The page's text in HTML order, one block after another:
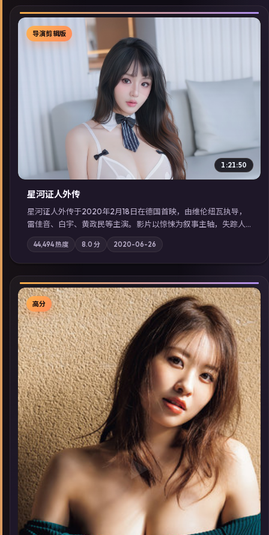
▶
导演剪辑版
1:21:50
星河证人外传
星河证人外传于2020年2月18日在德国首映，由维伦纽瓦执导，
雷佳音、白宇、黄政民等主演。影片以惊悚为叙事主轴，失踪人
口档案牵出跨国灰色产业链；摄影与配乐强化地域气质；站内亦
可通过「国产免费观看高清电视剧在线看」延展检索同类型高分
佳作，畅享高清在线追剧体验。
44,494热度 8.0 分 2020-06-26
▶
高分